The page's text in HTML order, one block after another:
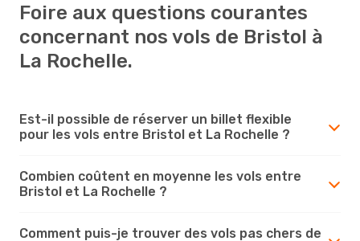
Foire aux questions courantes
concernant nos vols de Bristol à
La Rochelle.
Est-il possible de réserver un billet flexible
pour les vols entre Bristol et La Rochelle ?
Combien coûtent en moyenne les vols entre
Bristol et La Rochelle ?
Comment puis-je trouver des vols pas chers de